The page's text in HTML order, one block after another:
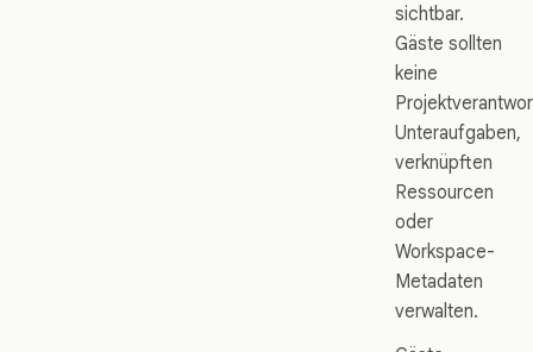
sichtbar.
Gäste sollten
keine
Unteraufgaben,
verknüpften
Ressourcen
oder
Workspace-
Metadaten
verwalten.